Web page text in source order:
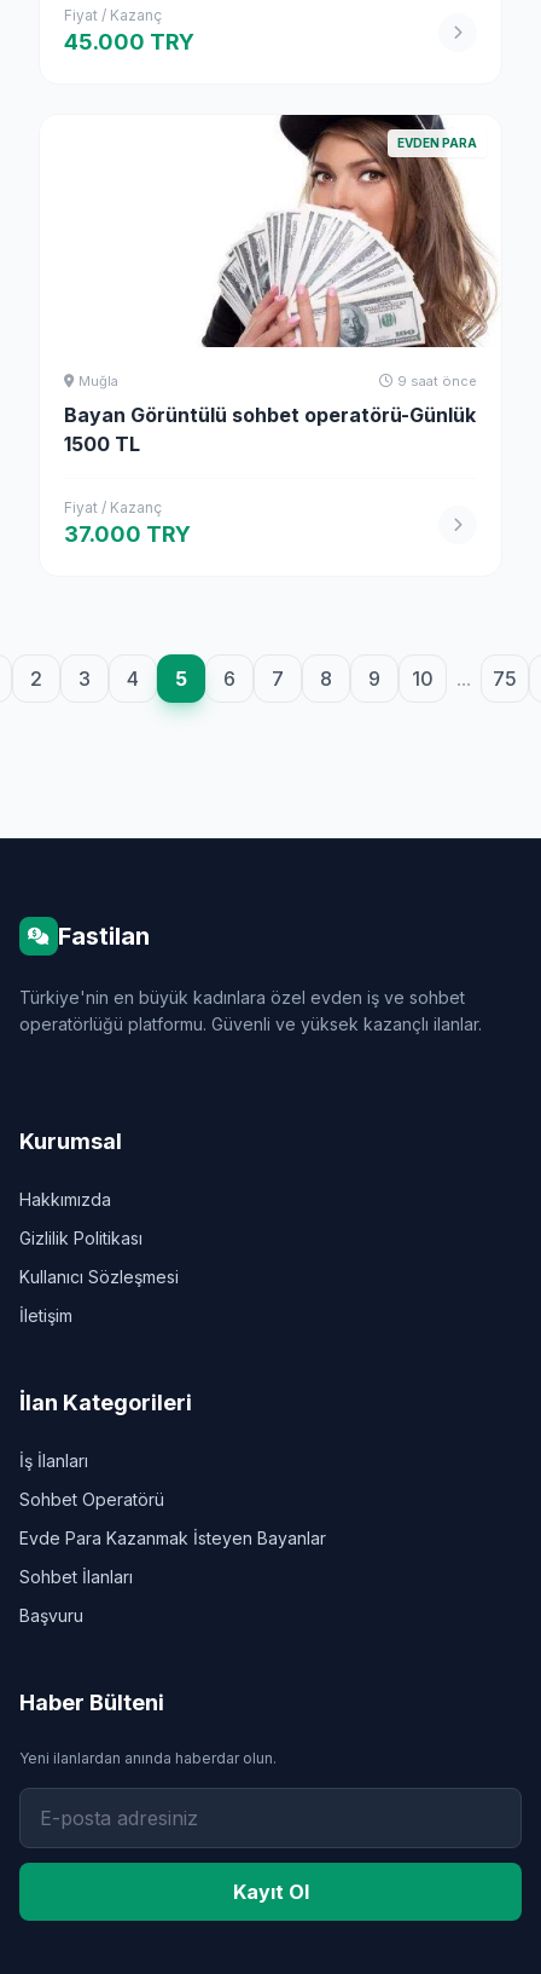
Fiyat / Kazanç
45.000 TRY
EVDEN PARA
Muğla 9 saat önce
Bayan Görüntülü sohbet operatörü-Günlük
1500 TL
Fiyat / Kazanç
37.000 TRY
2 3 4 5 6 7 8 9 10 ... 75
Fastilan
Türkiye'nin en büyük kadınlara özel evden iş ve sohbet
operatörlüğü platformu. Güvenli ve yüksek kazançlı ilanlar.
Kurumsal
Hakkımızda
Gizlilik Politikası
Kullanıcı Sözleşmesi
İletişim
İlan Kategorileri
İş İlanları
Sohbet Operatörü
Evde Para Kazanmak İsteyen Bayanlar
Sohbet İlanları
Başvuru
Haber Bülteni
Yeni ilanlardan anında haberdar olun.
Kayıt Ol